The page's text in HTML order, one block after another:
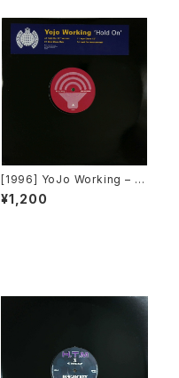
[1996] YoJo Working – H
old On [Sound Of Ministr
y][2枚組][PROMO]
¥1,200